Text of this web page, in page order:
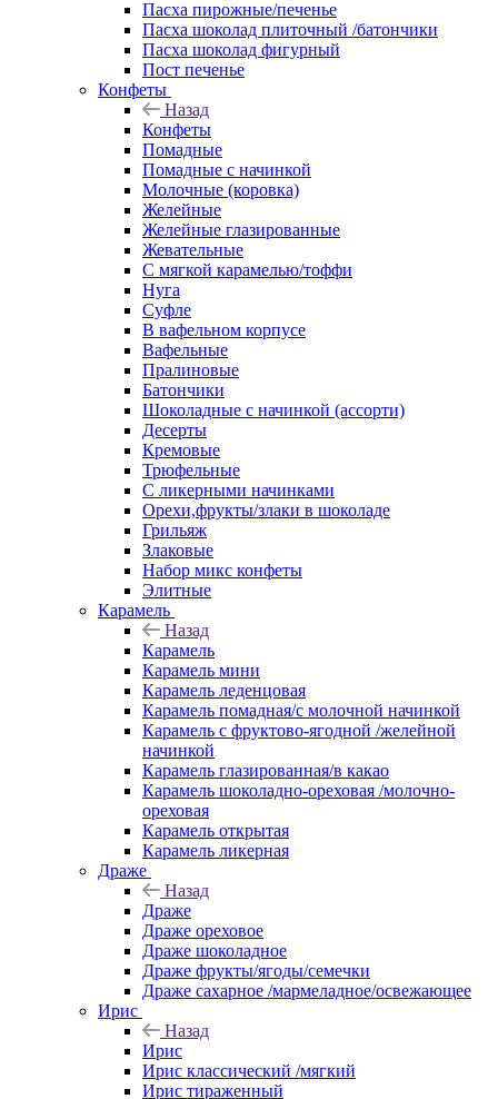
Пасха пирожные/печенье
Пасха шоколад плиточный /батончики
Пасха шоколад фигурный
Пост печенье
Конфеты
Назад
Конфеты
Помадные
Помадные с начинкой
Молочные (коровка)
Желейные
Желейные глазированные
Жевательные
С мягкой карамелью/тоффи
Нуга
Суфле
В вафельном корпусе
Вафельные
Пралиновые
Батончики
Шоколадные с начинкой (ассорти)
Десерты
Кремовые
Трюфельные
С ликерными начинками
Орехи,фрукты/злаки в шоколаде
Грильяж
Злаковые
Набор микс конфеты
Элитные
Карамель
Назад
Карамель
Карамель мини
Карамель леденцовая
Карамель помадная/с молочной начинкой
Карамель с фруктово-ягодной /желейной
начинкой
Карамель глазированная/в какао
Карамель шоколадно-ореховая /молочно-
ореховая
Карамель открытая
Карамель ликерная
Драже
Назад
Драже
Драже ореховое
Драже шоколадное
Драже фрукты/ягоды/семечки
Драже сахарное /мармеладное/освежающее
Ирис
Назад
Ирис
Ирис классический /мягкий
Ирис тираженный